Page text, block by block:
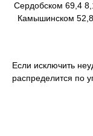
Сердобском 69,4
Камышинском
Если исключить
распределится по